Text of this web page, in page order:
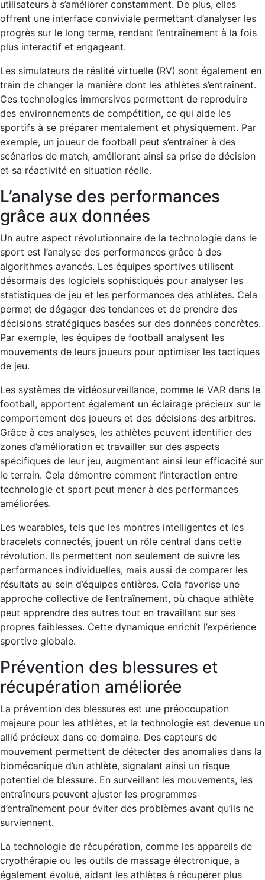
utilisateurs à s’améliorer constamment. De plus, elles
offrent une interface conviviale permettant d’analyser les
progrès sur le long terme, rendant l’entraînement à la fois
plus interactif et engageant.
Les simulateurs de réalité virtuelle (RV) sont également en
train de changer la manière dont les athlètes s’entraînent.
Ces technologies immersives permettent de reproduire
des environnements de compétition, ce qui aide les
sportifs à se préparer mentalement et physiquement. Par
exemple, un joueur de football peut s’entraîner à des
scénarios de match, améliorant ainsi sa prise de décision
et sa réactivité en situation réelle.
L’analyse des performances
grâce aux données
Un autre aspect révolutionnaire de la technologie dans le
sport est l’analyse des performances grâce à des
algorithmes avancés. Les équipes sportives utilisent
désormais des logiciels sophistiqués pour analyser les
statistiques de jeu et les performances des athlètes. Cela
permet de dégager des tendances et de prendre des
décisions stratégiques basées sur des données concrètes.
Par exemple, les équipes de football analysent les
mouvements de leurs joueurs pour optimiser les tactiques
de jeu.
Les systèmes de vidéosurveillance, comme le VAR dans le
football, apportent également un éclairage précieux sur le
comportement des joueurs et des décisions des arbitres.
Grâce à ces analyses, les athlètes peuvent identifier des
zones d’amélioration et travailler sur des aspects
spécifiques de leur jeu, augmentant ainsi leur efficacité sur
le terrain. Cela démontre comment l’interaction entre
technologie et sport peut mener à des performances
améliorées.
Les wearables, tels que les montres intelligentes et les
bracelets connectés, jouent un rôle central dans cette
révolution. Ils permettent non seulement de suivre les
performances individuelles, mais aussi de comparer les
résultats au sein d’équipes entières. Cela favorise une
approche collective de l’entraînement, où chaque athlète
peut apprendre des autres tout en travaillant sur ses
propres faiblesses. Cette dynamique enrichit l’expérience
sportive globale.
Prévention des blessures et
récupération améliorée
La prévention des blessures est une préoccupation
majeure pour les athlètes, et la technologie est devenue un
allié précieux dans ce domaine. Des capteurs de
mouvement permettent de détecter des anomalies dans la
biomécanique d’un athlète, signalant ainsi un risque
potentiel de blessure. En surveillant les mouvements, les
entraîneurs peuvent ajuster les programmes
d’entraînement pour éviter des problèmes avant qu’ils ne
surviennent.
La technologie de récupération, comme les appareils de
cryothérapie ou les outils de massage électronique, a
également évolué, aidant les athlètes à récupérer plus